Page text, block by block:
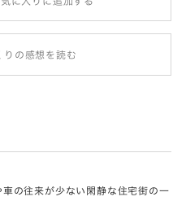
りの感想を読む
の往来が少ない閑静な住宅街の一